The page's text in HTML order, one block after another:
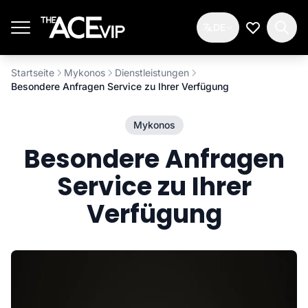
Meine
Startseite Mykonos
Dienstleistungen
Besondere Anfragen Service zu Ihrer Verfügung
Mykonos
Besondere Anfragen
Service zu Ihrer
Verfügung